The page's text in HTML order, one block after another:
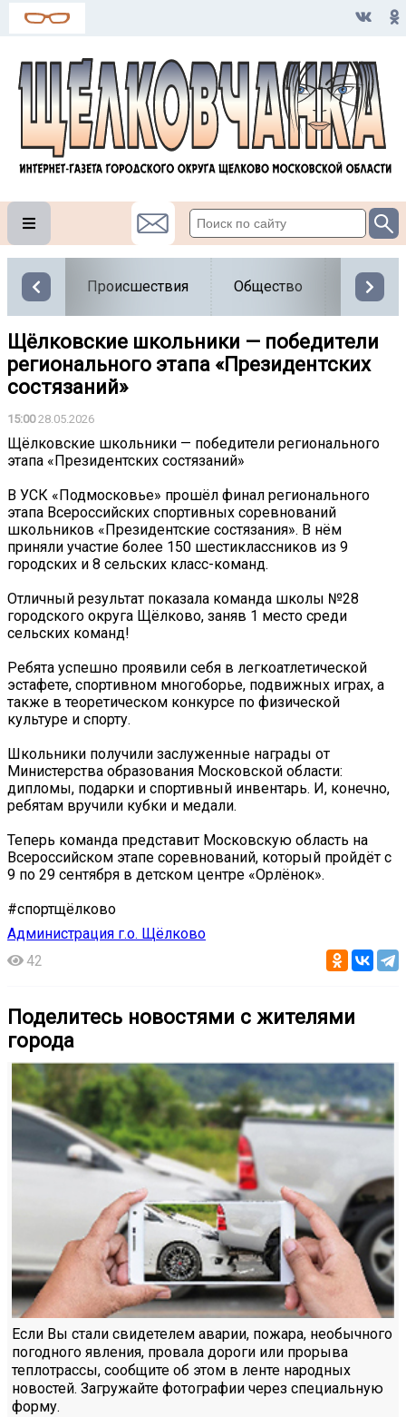
Происшествия Общество Власть
Щёлковские школьники — победители
регионального этапа «Президентских
состязаний»
15:0028.05.2026
Щёлковские школьники — победители регионального
этапа «Президентских состязаний»
В УСК «Подмосковье» прошёл финал регионального
этапа Всероссийских спортивных соревнований
школьников «Президентские состязания». В нём
приняли участие более 150 шестиклассников из 9
городских и 8 сельских класс-команд.
Отличный результат показала команда школы №28
городского округа Щёлково, заняв 1 место среди
сельских команд!
Ребята успешно проявили себя в легкоатлетической
эстафете, спортивном многоборье, подвижных играх, а
также в теоретическом конкурсе по физической
культуре и спорту.
Школьники получили заслуженные награды от
Министерства образования Московской области:
дипломы, подарки и спортивный инвентарь. И, конечно,
ребятам вручили кубки и медали.
Теперь команда представит Московскую область на
Всероссийском этапе соревнований, который пройдёт с
9 по 29 сентября в детском центре «Орлёнок».
#спортщёлково
Администрация г.о. Щёлково
42
Поделитесь новостями с жителями
города
Если Вы стали свидетелем аварии, пожара, необычного
погодного явления, провала дороги или прорыва
теплотрассы, сообщите об этом в ленте народных
новостей. Загружайте фотографии через специальную
форму.